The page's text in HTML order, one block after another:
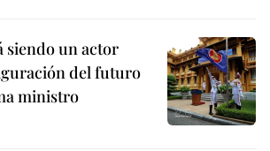
siendo un actor
del futuro
ministro